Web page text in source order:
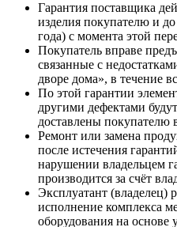
Гарантия поставщика
изделия покупателю и
года) с момента этой
Покупатель вправе
связанные с
дворе дома», в течение
По этой гарантии
другими дефектами
доставлены покупателю
Ремонт или замена
после истечения
нарушении владельцем
производится за счёт
Эксплуатант (владелец)
исполнение комплекса
оборудования на основе